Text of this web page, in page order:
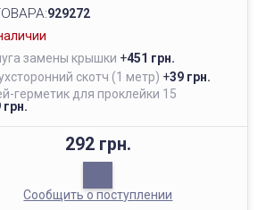
929272
замены крышки +451 грн.
скотч (1 метр) +39 грн.
герметик для проклейки 15
грн.
292 грн.
Сообщить о поступлении